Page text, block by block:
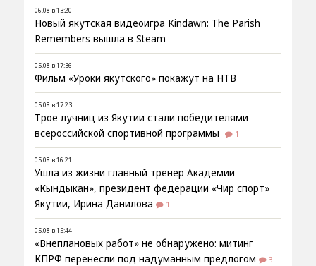
06.08 в 13:20
Новый якутская видеоигра Kindawn: The Parish
Remembers вышла в Steam
05.08 в 17:36
Фильм «Уроки якутского» покажут на НТВ
05.08 в 17:23
Трое лучниц из Якутии стали победителями
всероссийской спортивной программы
1
05.08 в 16:21
Ушла из жизни главный тренер Академии
«Кындыкан», президент федерации «Чир спорт»
Якутии, Ирина Данилова
1
05.08 в 15:44
«Внеплановых работ» не обнаружено: митинг
КПРФ перенесли под надуманным предлогом
3